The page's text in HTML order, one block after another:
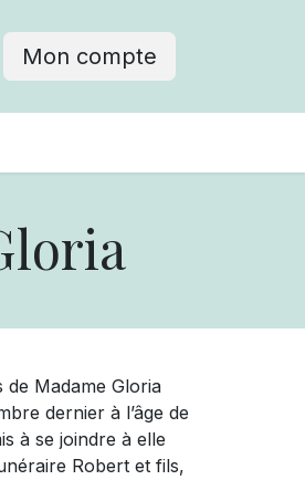
Mon compte
Madame Gloria
dernier à l’âge de
à se joindre à elle
Robert et fils,